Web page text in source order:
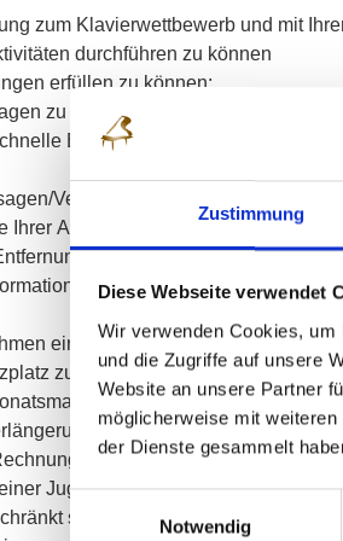
Zustimmung
Diese Webseite verwendet
Wir verwenden Cookies,
und die Zugriffe auf unsere
Website an unsere Partner
möglicherweise mit
der Dienste gesammelt
Einwilligungsauswahl
Notwendig
zum Klavierwettbewerb und mit
durchführen zu können
erfüllen zu können;
zu antworten;
Bestellung ohne neuerliche
Verschiebungen informieren zu
Ihrer Adresse wichtig, damit wir Sie bei
zum Verein informieren
zu den bevorstehenden
eines möglichen Abonnements
zu reservieren und zur
zuzuschicken;
einer Mitgliedschaft
nach §14 Umsatzsteuergesetz
Jugendmitgliedschaft, bei denen
sind, zu ermöglichen;